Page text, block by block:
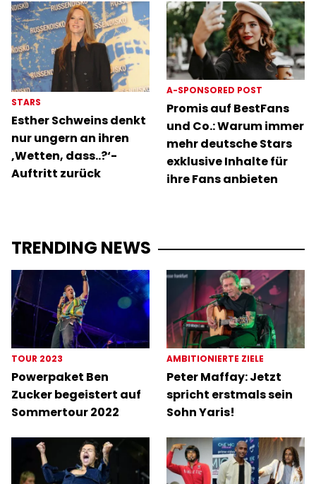
STARS
Esther Schweins denkt
nur ungern an ihren
‚Wetten, dass..?‘-
Auftritt zurück
A-SPONSORED POST
Promis auf BestFans
und Co.: Warum immer
mehr deutsche Stars
exklusive Inhalte für
ihre Fans anbieten
TRENDING NEWS
TOUR 2023
Powerpaket Ben
Zucker begeistert auf
Sommertour 2022
AMBITIONIERTE ZIELE
Peter Maffay: Jetzt
spricht erstmals sein
Sohn Yaris!